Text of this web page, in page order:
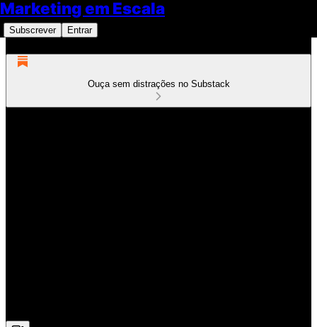
Marketing em Escala
Subscrever Entrar
Ouça sem distrações no Substack